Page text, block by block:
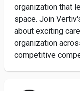
organization that
space. Join
about exciting
organization
competitive